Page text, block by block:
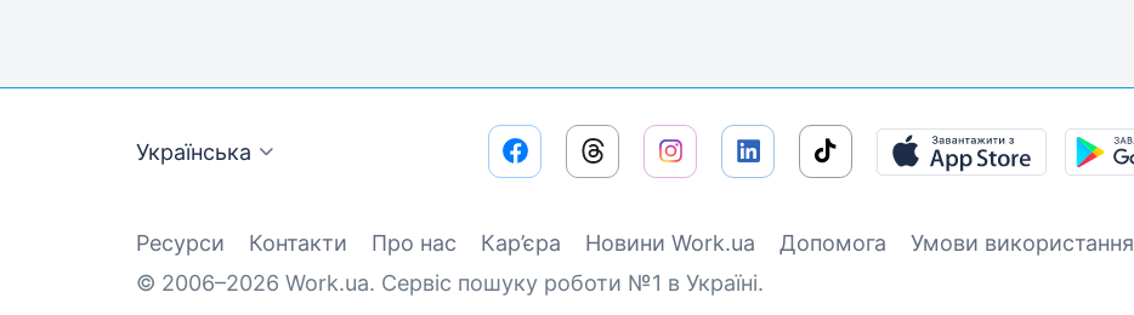
Українська
Ресурси Контакти Про нас Кар’єра Новини Work.ua Допомога
Умови використання
© 2006–2026 Work.ua. Сервіс пошуку роботи №1 в Україні.